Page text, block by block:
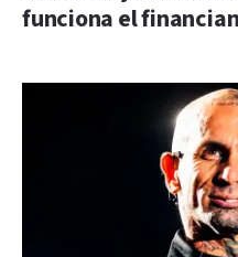
funciona el